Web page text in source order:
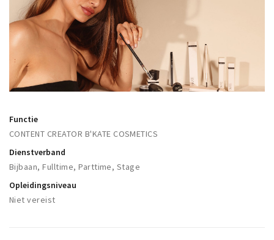
Winkels
Winkelgebieden
Parkeren
Musea, theaters & podia
Uitjes & activiteiten
Toeristische routes
Natuurgebieden
Baroniepoorten
Functie
CONTENT CREATOR B'KATE COSMETICS
Dienstverband
Bijbaan, Fulltime, Parttime, Stage
Opleidingsniveau
Niet vereist